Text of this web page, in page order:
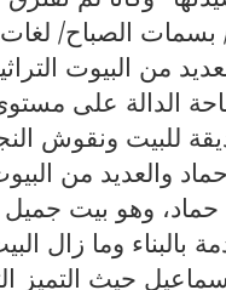
بسمات الصباح/
من البيوت
الدالة على
للبيت ونقوش
والعديد من
وهو بيت جميل
بالبناء وما زال
حيث